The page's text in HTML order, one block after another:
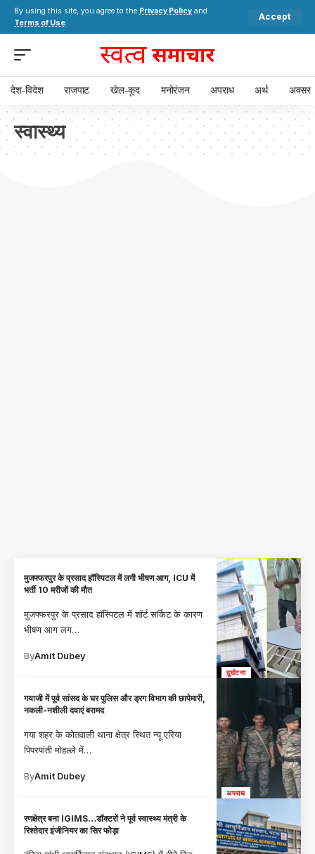
By using this site, you agree to the Privacy Policy and
Terms of Use.
Accept
देश-विदेश राजपाट खेल-कूद मनोरंजन अपराध अर्थ अवसर
स्वास्थ्य
दुर्घटना
मुजफ्फरपुर के प्रसाद हॉस्पिटल में लगी भीषण आग, ICU में
भर्ती 10 मरीजों की मौत
मुजफ्फरपुर के प्रसाद हॉस्पिटल में शॉर्ट सर्किट के कारण
भीषण आग लग…
ByAmit Dubey
अपराध
गयाजी में पूर्व सांसद के घर पुलिस और ड्रग विभाग की छापेमारी,
नकली-नशीली दवाएं बरामद
गया शहर के कोतवाली थाना क्षेत्र स्थित न्यू एरिया
पिपरपांती मोहल्ले में…
ByAmit Dubey
रणक्षेत्र बना IGIMS…डॉक्टरों ने पूर्व स्वास्थ्य मंत्री के
रिश्तेदार इंजीनियर का सिर फोेड़ा